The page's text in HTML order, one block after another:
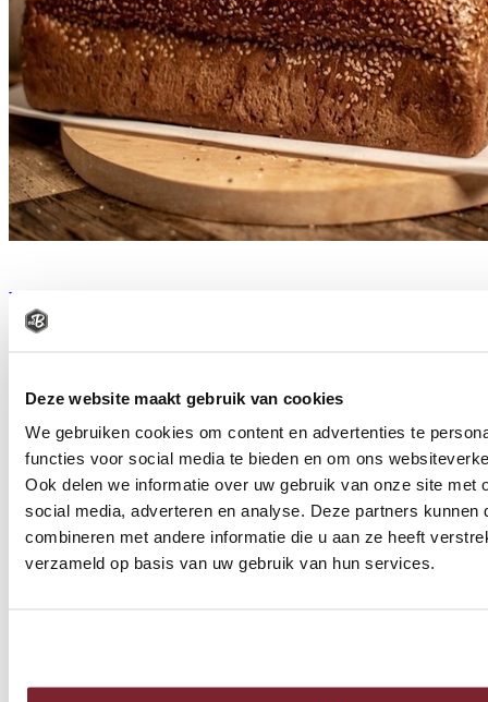
Deze website maakt gebruik van cookies
We gebruiken cookies om content en advertenties te
functies voor social media te bieden en om ons
Ook delen we informatie over uw gebruik van onze site met
social media, adverteren en analyse. Deze partners kunnen
combineren met andere informatie die u aan ze heeft
verzameld op basis van uw gebruik van hun services.
WALDCORN SESAM
Bestel